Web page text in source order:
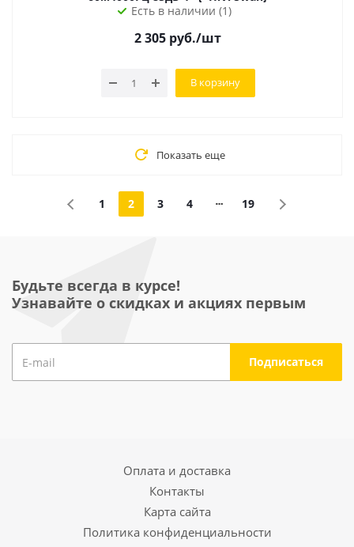
Есть в наличии (1)
2 305 руб./шт
В корзину
Показать еще
1 2 3 4 19
Будьте всегда в курсе!
Узнавайте о скидках и акциях первым
Оплата и доставка
Контакты
Карта сайта
Политика конфиденциальности